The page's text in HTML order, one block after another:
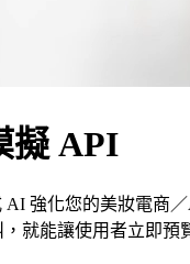
擬 API
強化您的美妝電商／
就能讓使用者立即預